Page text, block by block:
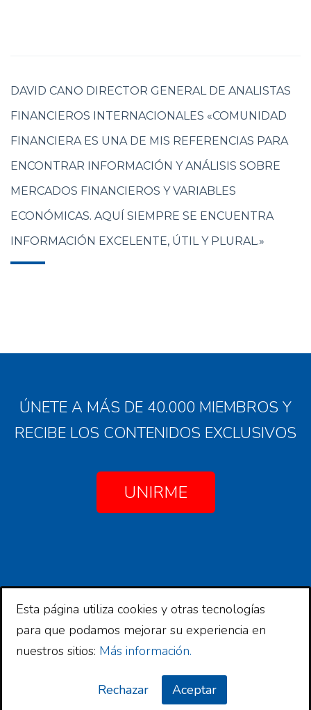
DAVID CANO DIRECTOR GENERAL DE ANALISTAS
FINANCIEROS INTERNACIONALES «COMUNIDAD
FINANCIERA ES UNA DE MIS REFERENCIAS PARA
ENCONTRAR INFORMACIÓN Y ANÁLISIS SOBRE
MERCADOS FINANCIEROS Y VARIABLES
ECONÓMICAS. AQUÍ SIEMPRE SE ENCUENTRA
INFORMACIÓN EXCELENTE, ÚTIL Y PLURAL.»
ÚNETE A MÁS DE 40.000 MIEMBROS Y
RECIBE LOS CONTENIDOS EXCLUSIVOS
UNIRME
Copyright © 2026 Comunidad Financiera
Copyright © 2026 ·Comunidad Financiera
Esta página utiliza cookies y otras tecnologías
para que podamos mejorar su experiencia en
nuestros sitios: Más información.
Aceptar
Rechazar